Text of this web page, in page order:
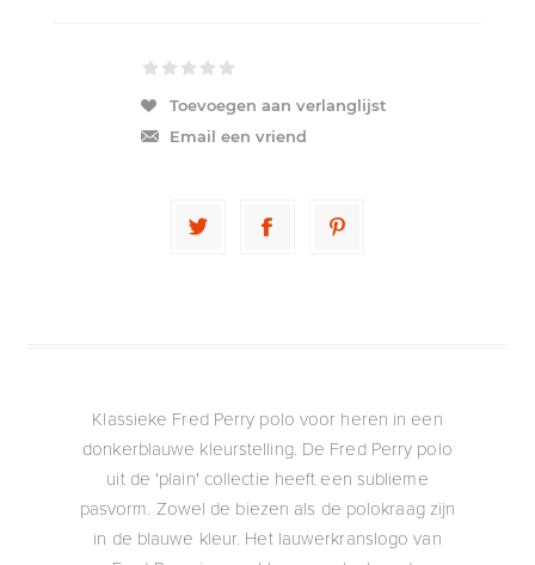
Toevoegen aan verlanglijst
Email een vriend
Klassieke Fred Perry polo voor heren in een
donkerblauwe kleurstelling. De Fred Perry polo
uit de 'plain' collectie heeft een sublieme
pasvorm. Zowel de biezen als de polokraag zijn
in de blauwe kleur. Het lauwerkranslogo van